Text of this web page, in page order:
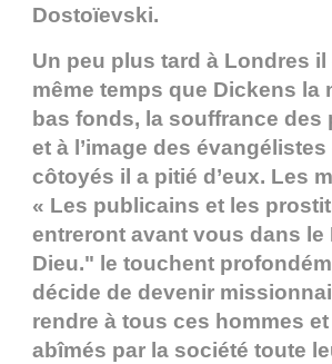
Dostoïevski.
Un peu plus tard à Londres
même temps que Dickens la
bas fonds, la souffrance des
et à l’image des évangélistes
côtoyés il a pitié d’eux. Les
« Les publicains et les
entreront avant vous dans le
Dieu." le touchent
décide de devenir
rendre à tous ces hommes
abîmés par la société toute